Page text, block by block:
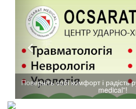
Поверніть собі комфорт і радість
medical”!